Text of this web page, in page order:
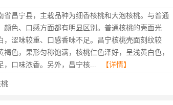
省昌宁县，主栽品种为细香核桃和大泡核桃。与普通
颜色、口感方面都有明显区别。普通核桃的壳面光
，涩味较重、口感香味不足。昌宁核桃壳面刻纹较
色，果形匀称饱满，核桃仁色泽好，呈浅黄白色，
，口味浓香。另外，昌宁核...
【详情】